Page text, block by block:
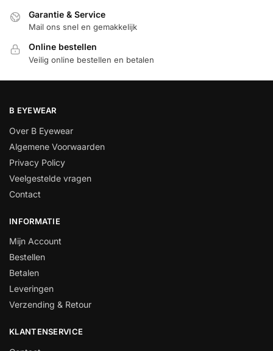
Garantie & Service
Mail ons snel en gemakkelijk
Online bestellen
Veilig online bestellen en betalen
B EYEWEAR
Over B Eyewear
Algemene Voorwaarden
Privacy Policy
Veelgestelde vragen
Contact
INFORMATIE
Mijn Account
Bestellen
Betalen
Leveringen
Verzending & Retour
KLANTENSERVICE